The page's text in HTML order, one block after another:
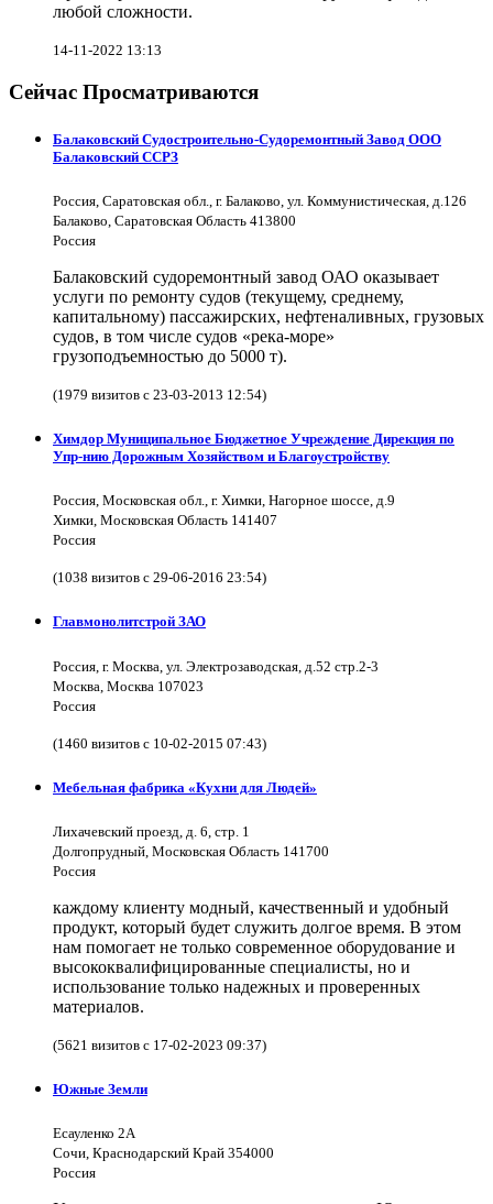
любой сложности.
14-11-2022 13:13
Сейчас Просматриваются
Балаковский Судостроительно-Судоремонтный Завод ООО
Балаковский ССРЗ
Россия, Саратовская обл., г. Балаково, ул. Коммунистическая, д.126
Балаково, Саратовская Область 413800
Россия
Балаковский судоремонтный завод ОАО оказывает
услуги по ремонту судов (текущему, среднему,
капитальному) пассажирских, нефтеналивных, грузовых
судов, в том числе судов «река-море»
грузоподъемностью до 5000 т).
(1979 визитов с 23-03-2013 12:54)
Химдор Муниципальное Бюджетное Учреждение Дирекция по
Упр-нию Дорожным Хозяйством и Благоустройству
Россия, Московская обл., г. Химки, Нагорное шоссе, д.9
Химки, Московская Область 141407
Россия
(1038 визитов с 29-06-2016 23:54)
Главмонолитстрой ЗАО
Россия, г. Москва, ул. Электрозаводская, д.52 стр.2-3
Москва, Москва 107023
Россия
(1460 визитов с 10-02-2015 07:43)
Мебельная фабрика «Кухни для Людей»
Лихачевский проезд, д. 6, стр. 1
Долгопрудный, Московская Область 141700
Россия
каждому клиенту модный, качественный и удобный
продукт, который будет служить долгое время. В этом
нам помогает не только современное оборудование и
высококвалифицированные специалисты, но и
использование только надежных и проверенных
материалов.
(5621 визитов с 17-02-2023 09:37)
Южные Земли
Есауленко 2А
Сочи, Краснодарский Край 354000
Россия